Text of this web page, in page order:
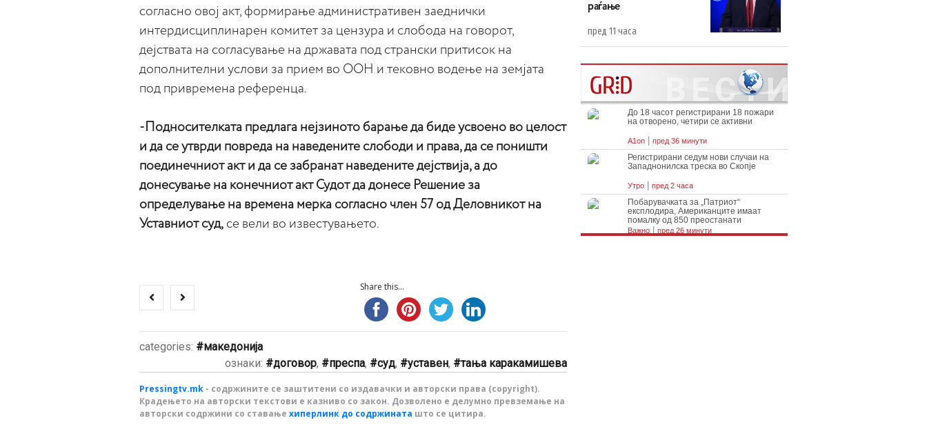
согласно овој акт, формирање административен заеднички
интердисциплинарен комитет за цензура и слобода на говорот,
дејствата на согласување на државата под странски притисок на
дополнителни услови за прием во ООН и тековно водење на земјата
под привремена референца.
-Подносителката предлага нејзиното барање да биде усвоено во целост
и да се утврди повреда на наведените слободи и права, да се поништи
поединечниот акт и да се забранат наведените дејствија, а до
донесување на конечниот акт Судот да донесе Решение за
определување на времена мерка согласно член 57 од Деловникот на
Уставниот суд, се вели во известувањето.
Share this...
categories:
македонија
ознаки:
договор, преспа, суд, уставен, тања каракамишева
Pressingtv.mk - содржините се заштитени со издавачки и авторски права (copyright).
Крадењето на авторски текстови е казниво со закон. Дозволено е делумно превземање на
авторски содржини со ставање хиперлинк до содржината што се цитира.
раѓање
пред 11 часа